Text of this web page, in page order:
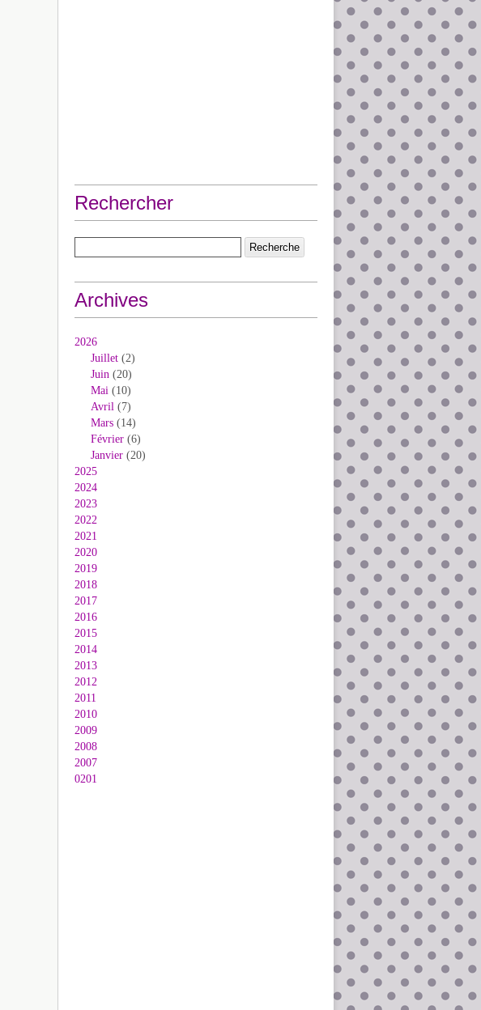
Rechercher
Archives
2026
Juillet (2)
Juin (20)
Mai (10)
Avril (7)
Mars (14)
Février (6)
Janvier (20)
2025
2024
2023
2022
2021
2020
2019
2018
2017
2016
2015
2014
2013
2012
2011
2010
2009
2008
2007
0201